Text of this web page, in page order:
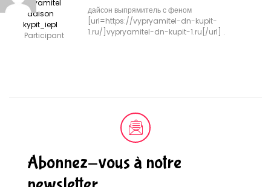
vipryamitel
daison
kypit_iepl
Participant
дайсон выпрямитель с феном
[url=https://vypryamitel-dn-kupit-
1.ru/]vypryamitel-dn-kupit-1.ru[/url] .
Abonnez-vous à notre